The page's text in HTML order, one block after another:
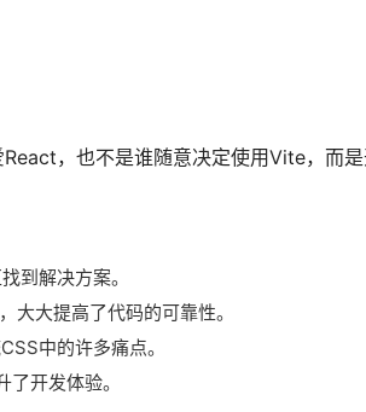
，也不是谁随意决定使用Vite，而
到解决方案。
大提高了代码的可靠性。
中的许多痛点。
开发体验。